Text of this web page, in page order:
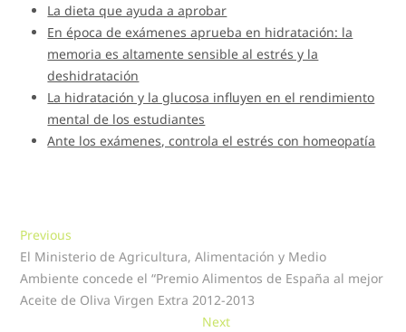
La dieta que ayuda a aprobar
En época de exámenes aprueba en hidratación: la
memoria es altamente sensible al estrés y la
deshidratación
La hidratación y la glucosa influyen en el rendimiento
mental de los estudiantes
Ante los exámenes, controla el estrés con homeopatía
Navegación
de
entradas
Previous
post:
El Ministerio de Agricultura, Alimentación y Medio
Ambiente concede el “Premio Alimentos de España al mejor
Aceite de Oliva Virgen Extra 2012-2013
NextNext